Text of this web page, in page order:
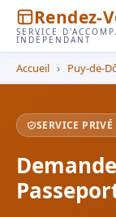
Rendez-
SERVICE
INDÉPENDANT
Accueil › Puy-de-
SERVICE